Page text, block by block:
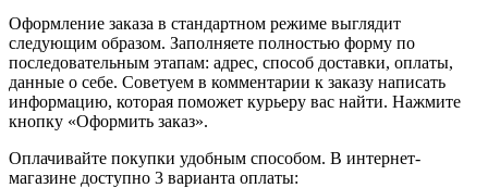
Оформление заказа в стандартном режиме выглядит
следующим образом. Заполняете полностью форму по
последовательным этапам: адрес, способ доставки, оплаты,
данные о себе. Советуем в комментарии к заказу написать
информацию, которая поможет курьеру вас найти. Нажмите
кнопку «Оформить заказ».
Оплачивайте покупки удобным способом. В интернет-
магазине доступно 3 варианта оплаты: